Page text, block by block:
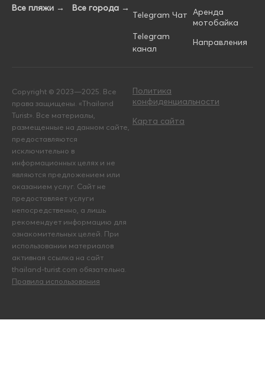
Все пляжи →
Все города →
Telegram Чат
Telegram
канал
Аренда
мотобайка
Направления
Copyright © 2023—2025. Все
права защищены. «Thailand
Turist». Все материалы,
размещенные на данном сайте,
предоставляются
исключительно в
информационных целях и не
являются предложением или
оказанием услуг. Сайт не
предоставляет услуги
непосредственно, а лишь
рекомендует информацию для
ознакомительных целей. При
использовании материалов
активная ссылка на сайт
thailand-turist.com обязательна.
Правила использования
Политика
конфиденциальности
Карта сайта